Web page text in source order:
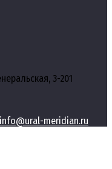
3-201
info@ural-meridian.ru